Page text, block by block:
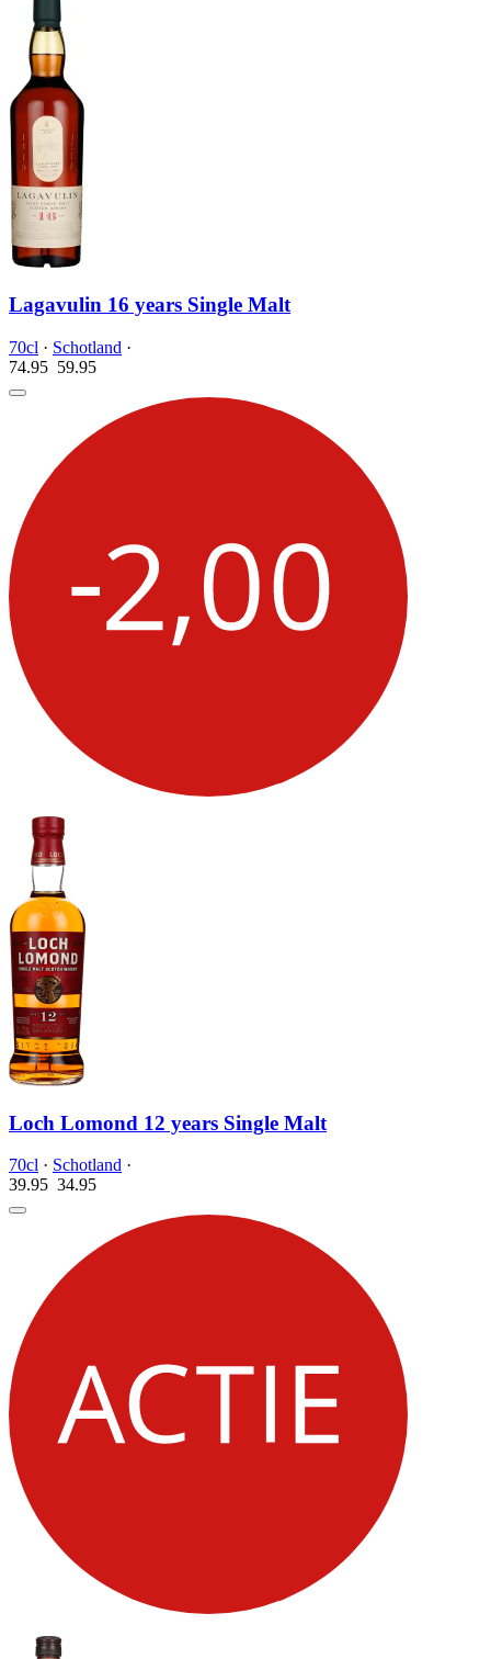
Lagavulin 16 years Single Malt
70cl · Schotland ·
74.95 59.95
Loch Lomond 12 years Single Malt
70cl · Schotland ·
39.95 34.95